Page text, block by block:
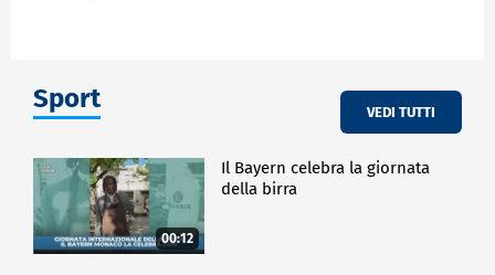
Sport VEDI TUTTI
00:12
Il Bayern celebra la giornata
della birra